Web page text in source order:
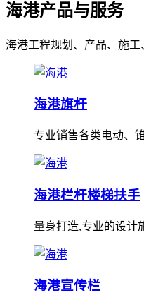
海港产品与服务
海港工程规划、产品、施
海港旗杆
专业销售各类电动、
海港栏杆楼梯扶手
量身打造,专业的设计
海港宣传栏